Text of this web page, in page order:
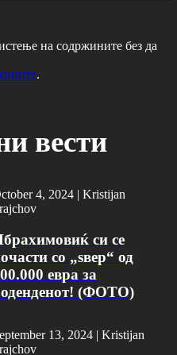
на содржините без да
.
вести
4, 2024 |Kristijan
си се
со „ѕвер“ од
евра за
(ФОТО)
13, 2024 | Kristijan